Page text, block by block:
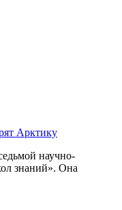
Арктику
научно-
знаний». Она